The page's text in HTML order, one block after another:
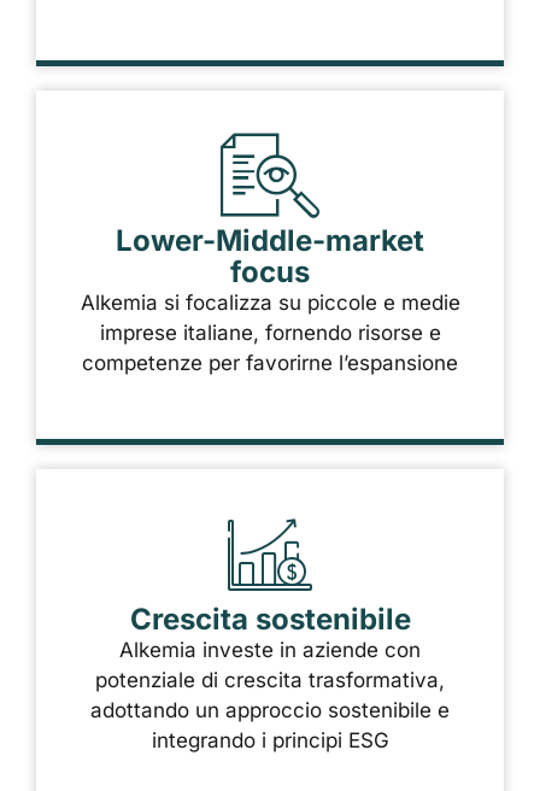
Lower-Middle-market
focus
Alkemia si focalizza su piccole e medie
imprese italiane, fornendo risorse e
competenze per favorirne l’espansione
Crescita sostenibile
Alkemia investe in aziende con
potenziale di crescita trasformativa,
adottando un approccio sostenibile e
integrando i principi ESG